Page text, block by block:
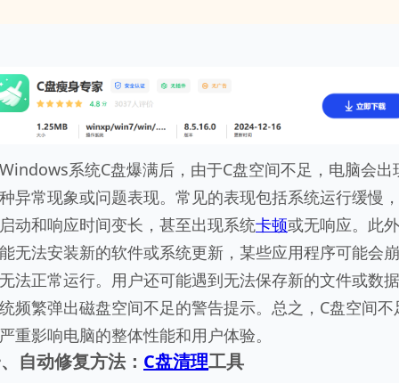
系统C盘爆满后，由于C盘空间不足，电脑会出
异常现象或问题表现。常见的表现包括系统运行缓慢
动和响应时间变长，甚至出现系统卡顿或无响应。此
无法安装新的软件或系统更新，某些应用程序可能会
法正常运行。用户还可能遇到无法保存新的文件或数
频繁弹出磁盘空间不足的警告提示。总之，C盘空间不
重影响电脑的整体性能和用户体验。
自动修复方法： C盘清理工具